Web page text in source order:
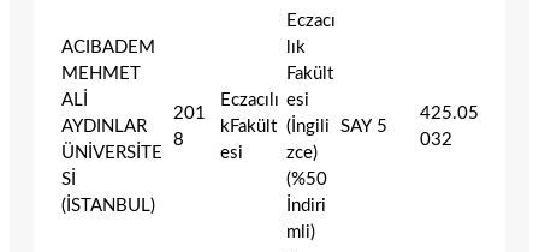
ACIBADEM
MEHMET
ALİ
AYDINLAR
ÜNİVERSİTE
Sİ
(İSTANBUL)
201
8
Eczacılı
kFakült
esi
Eczacı
lık
Fakült
esi
(İngili
zce)
(%50
İndiri
mli)
SAY 5
425.05
032